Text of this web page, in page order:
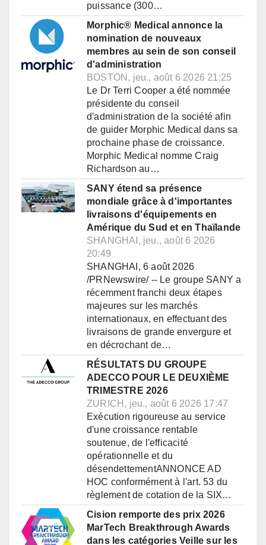
puissance (300…
Morphic® Medical annonce la
nomination de nouveaux
membres au sein de son conseil
d'administration
BOSTON, jeu., août 6 2026 21:25
Le Dr Terri Cooper a été nommée
présidente du conseil
d'administration de la société afin
de guider Morphic Medical dans sa
prochaine phase de croissance.
Morphic Medical nomme Craig
Richardson au…
SANY étend sa présence
mondiale grâce à d'importantes
livraisons d'équipements en
Amérique du Sud et en Thaïlande
SHANGHAI, jeu., août 6 2026
20:49
SHANGHAI, 6 août 2026
/PRNewswire/ -- Le groupe SANY a
récemment franchi deux étapes
majeures sur les marchés
internationaux, en effectuant des
livraisons de grande envergure et
en décrochant de…
RÉSULTATS DU GROUPE
ADECCO POUR LE DEUXIÈME
TRIMESTRE 2026
ZURICH, jeu., août 6 2026 17:47
Exécution rigoureuse au service
d'une croissance rentable
soutenue, de l'efficacité
opérationnelle et du
désendettementANNONCE AD
HOC conformément à l'art. 53 du
règlement de cotation de la SIX…
Cision remporte des prix 2026
MarTech Breakthrough Awards
dans les catégories Veille sur les